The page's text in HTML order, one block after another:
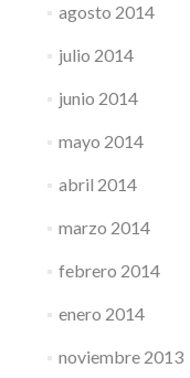
agosto 2014
julio 2014
junio 2014
mayo 2014
abril 2014
marzo 2014
febrero 2014
enero 2014
noviembre 2013